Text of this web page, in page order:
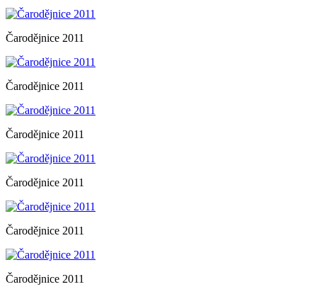
Čarodějnice 2011
Čarodějnice 2011
Čarodějnice 2011
Čarodějnice 2011
Čarodějnice 2011
Čarodějnice 2011